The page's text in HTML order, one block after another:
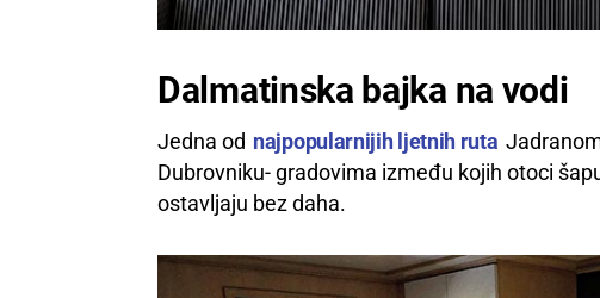
Dalmatinska bajka na vodi
Jedna od najpopularnijih ljetnih ruta
Dubrovniku- gradovima između kojih otoci
ostavljaju bez daha.